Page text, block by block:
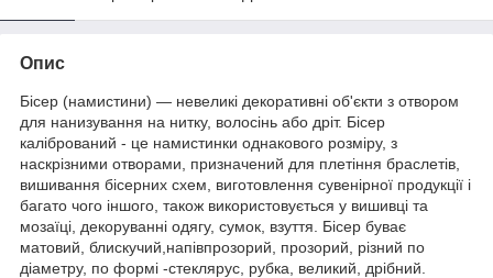
Опис
Бісер (намистини) — невеликі декоративні об'єкти з отвором
для нанизування на нитку, волосінь або дріт. Бісер
калібрований - це намистинки однакового розміру, з
наскрізними отворами, призначений для плетіння браслетів,
вишивання бісерних схем, виготовлення сувенірної продукції і
багато чого іншого, також використовується у вишивці та
мозаїці, декоруванні одягу, сумок, взуття. Бісер буває
матовий, блискучий,напівпрозорий, прозорий, різний по
діаметру, по формі -стеклярус, рубка, великий, дрібний.